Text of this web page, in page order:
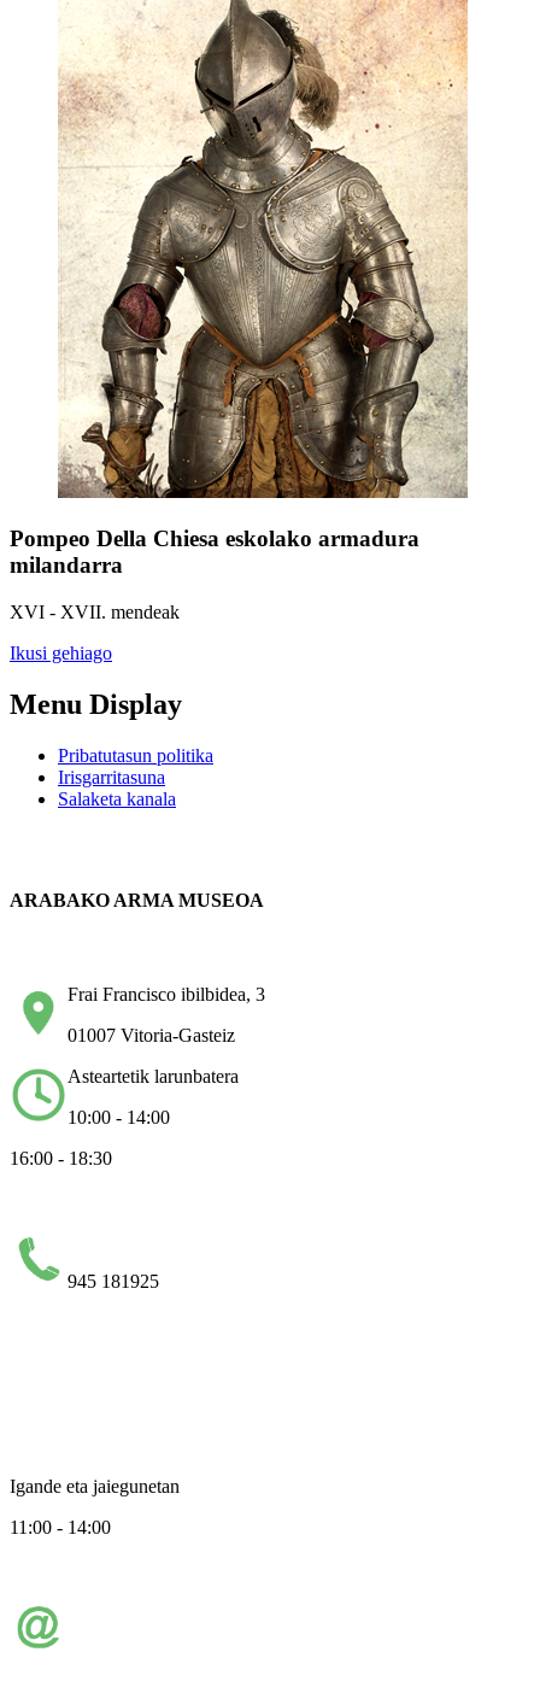
Pompeo Della Chiesa eskolako armadura
milandarra
XVI - XVII. mendeak
Ikusi gehiago
Menu Display
Pribatutasun politika
Irisgarritasuna
Salaketa kanala
ARABAKO ARMA MUSEOA
Frai Francisco ibilbidea, 3
01007 Vitoria-Gasteiz
Asteartetik larunbatera
10:00 - 14:00
16:00 - 18:30
945 181925
Igande eta jaiegunetan
11:00 - 14:00